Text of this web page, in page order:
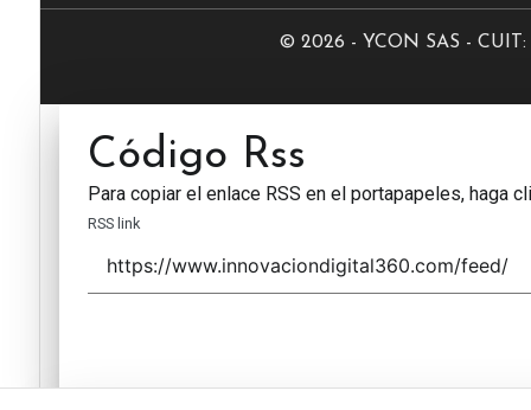
© 2026 - YCON SAS -
Código Rss
Para copiar el enlace RSS en el portapapeles, haga
RSS link